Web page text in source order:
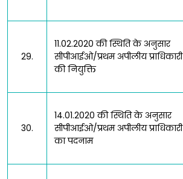
29.
11.02.2020 की स्थिति के अनुसार
सीपीआईओ/प्रथम अपीलीय प्राधिकारी
की नियुक्ति
30.
14.01.2020 की स्थिति के अनुसार
सीपीआईओ/प्रथम अपीलीय प्राधिकारी
का पदनाम